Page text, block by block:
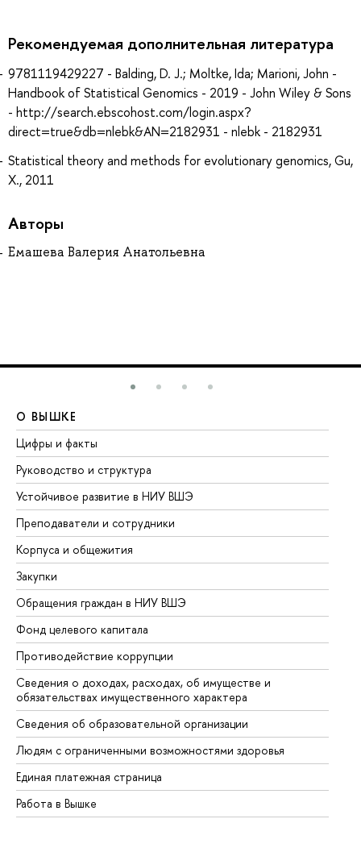
Рекомендуемая дополнительная литература
9781119429227 - Balding, D. J.; Moltke, Ida; Marioni, John -
Handbook of Statistical Genomics - 2019 - John Wiley & Sons
- http://search.ebscohost.com/login.aspx?
direct=true&db=nlebk&AN=2182931 - nlebk - 2182931
Statistical theory and methods for evolutionary genomics, Gu,
X., 2011
Авторы
Емашева Валерия Анатольевна
О ВЫШКЕ
Цифры и факты
Руководство и структура
Устойчивое развитие в НИУ ВШЭ
Преподаватели и сотрудники
Корпуса и общежития
Закупки
Обращения граждан в НИУ ВШЭ
Фонд целевого капитала
Противодействие коррупции
Сведения о доходах, расходах, об имуществе и
обязательствах имущественного характера
Сведения об образовательной организации
Людям с ограниченными возможностями здоровья
Единая платежная страница
Работа в Вышке